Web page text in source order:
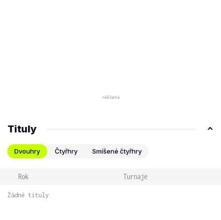
Tituly
Dvouhry Čtyřhry Smíšené čtyřhry
Rok Turnaje
Žádné tituly